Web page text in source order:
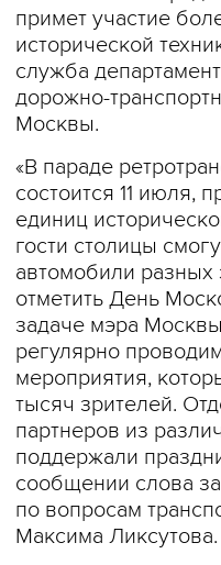
примет участие
исторической
служба
дорожно-
Москвы.
«В параде
состоится 11 июля,
единиц
гости столицы
автомобили разных
отметить День
задаче мэра
регулярно
мероприятия,
тысяч зрителей.
партнеров из
поддержали
сообщении слова
по вопросам
Максима Ликсутова.